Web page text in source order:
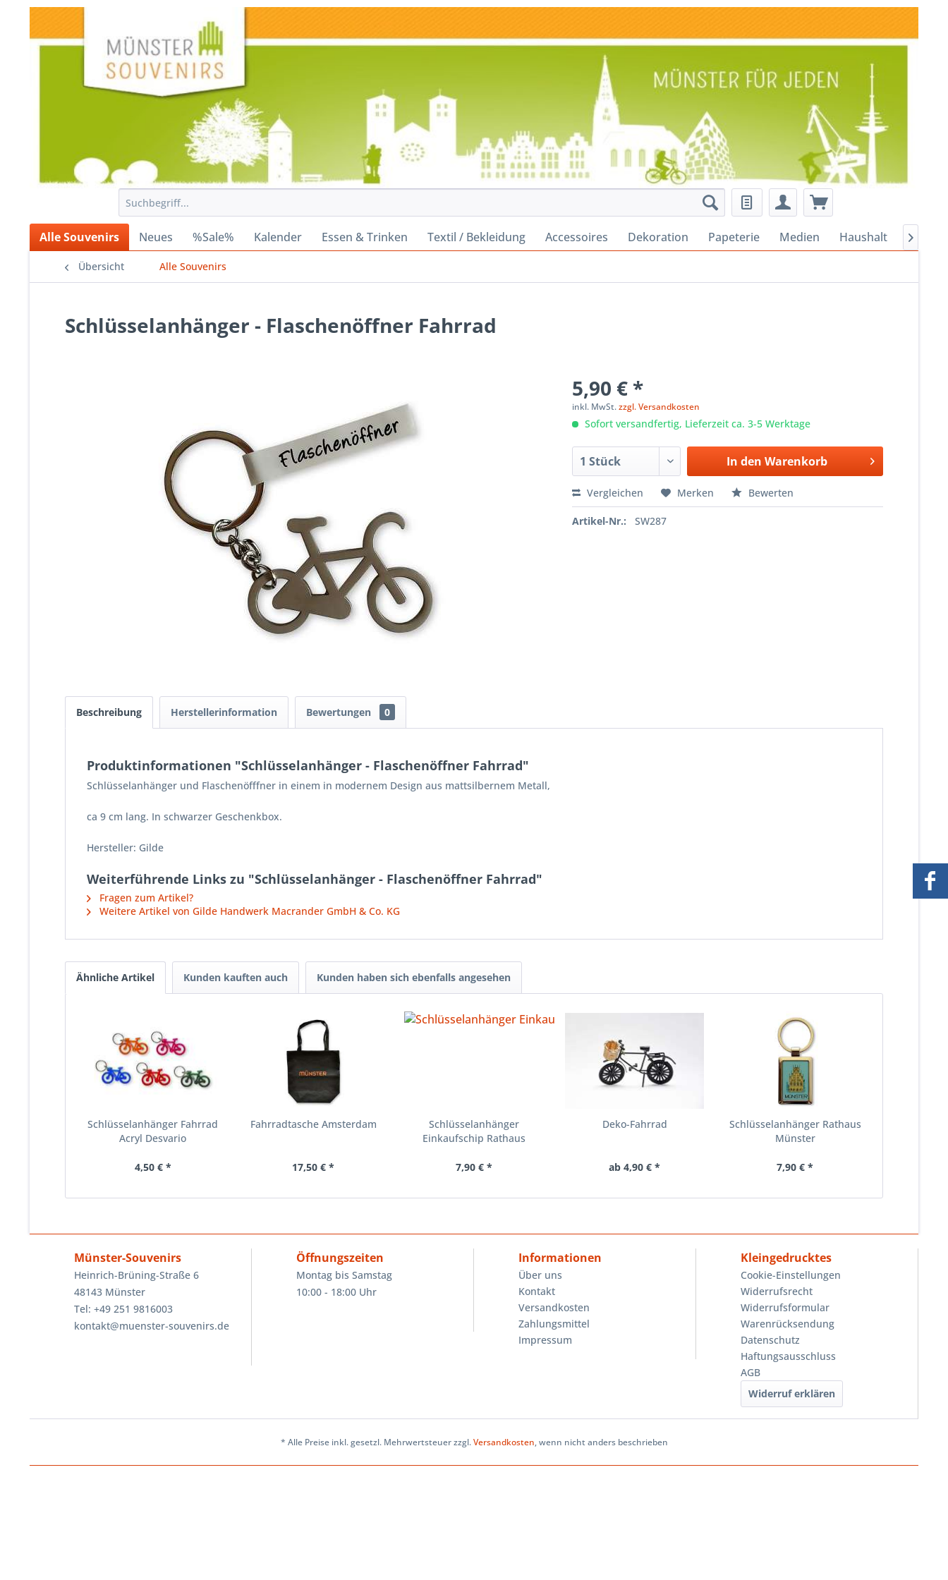
Alle Souvenirs Neues %Sale% Kalender Essen & Trinken Textil / Bekleidung Accessoires Dekoration Papeterie Medien Haushalt Alles

Übersicht Alle Souvenirs
Schlüsselanhänger - Flaschenöffner Fahrrad
5,90 € *
inkl. MwSt.zzgl. Versandkosten
Sofort versandfertig, Lieferzeit ca. 3-5 Werktage
In den Warenkorb
Vergleichen Merken Bewerten
Artikel-Nr.: SW287
Beschreibung Herstellerinformation Bewertungen 0
Produktinformationen "Schlüsselanhänger - Flaschenöffner Fahrrad"
Schlüsselanhänger und Flaschenöfffner in einem in modernem Design aus mattsilbernem Metall,
ca 9 cm lang. In schwarzer Geschenkbox.
Hersteller: Gilde
Weiterführende Links zu "Schlüsselanhänger - Flaschenöffner Fahrrad"
Fragen zum Artikel?
Weitere Artikel von Gilde Handwerk Macrander GmbH & Co. KG
Ähnliche Artikel Kunden kauften auch Kunden haben sich ebenfalls angesehen
Schlüsselanhänger Fahrrad
Acryl Desvario
4,50 € *
Fahrradtasche Amsterdam
17,50 € *
Schlüsselanhänger
Einkaufschip Rathaus
7,90 € *
Deko-Fahrrad
ab 4,90 € *
Schlüsselanhänger Rathaus
Münster
7,90 € *
Münster-Souvenirs
Heinrich-Brüning-Straße 6
48143 Münster
Tel: +49 251 9816003
kontakt@muenster-souvenirs.de
Öffnungszeiten
Montag bis Samstag
10:00 - 18:00 Uhr
Informationen
Über uns
Kontakt
Versandkosten
Zahlungsmittel
Impressum
Kleingedrucktes
Cookie-Einstellungen
Widerrufsrecht
Widerrufsformular
Warenrücksendung
Datenschutz
Haftungsausschluss
AGB
Widerruf erklären
* Alle Preise inkl. gesetzl. Mehrwertsteuer zzgl.Versandkosten, wenn nicht anders beschrieben